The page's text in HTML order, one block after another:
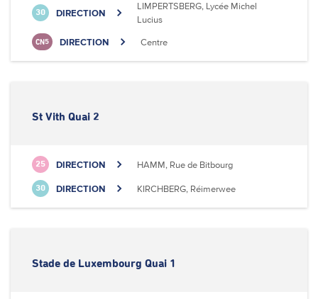
30 DIRECTION
LIMPERTSBERG, Lycée Michel
Lucius
CN5 DIRECTION Centre
St Vith Quai 2
25 DIRECTION HAMM, Rue de Bitbourg
30 DIRECTION KIRCHBERG, Réimerwee
Stade de Luxembourg Quai 1